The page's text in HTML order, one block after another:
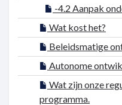
-4.2 Aanpak
Wat kost het?
Beleidsmatige
Autonome
Wat zijn onze
programma.